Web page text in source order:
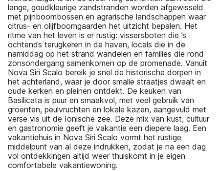
lange, goudkleurige zandstranden worden afgewisseld
met pijnboombossen en agrarische landschappen waar
citrus- en olijfboomgaarden het uitzicht bepalen. Het
ritme van het leven is er rustig: vissersboten die ’s
ochtends terugkeren in de haven, locals die in de
namiddag op het strand wandelen en families die rond
zonsondergang samenkomen op de promenade. Vanuit
Nova Siri Scalo bereik je snel de historische dorpen in
het achterland, waar je door smalle straatjes dwaalt en
oude kerken en pleinen ontdekt. De keuken van
Basilicata is puur en smaakvol, met veel gebruik van
groenten, peulvruchten en lokale kazen, aangevuld met
verse vis uit de Ionische zee. Deze mix van kust, cultuur
en gastronomie geeft je vakantie een diepere laag. Een
vakantiehuis in Nova Siri Scalo vormt het rustige
middelpunt van al deze indrukken, zodat je na een dag
vol ontdekkingen altijd weer thuiskomt in je eigen
comfortabele vakantiewoning.